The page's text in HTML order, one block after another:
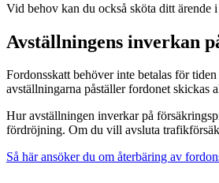
Vid behov kan du också sköta ditt ärende
Avställningens inverkan
Fordonsskatt behöver inte betalas för
avställningarna påställer fordonet skickas
Hur avställningen inverkar på
fördröjning. Om du vill avsluta
Så här ansöker du om återbäring av